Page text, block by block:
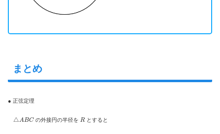
まとめ
● 正弦定理
△ A BCの外接円の半径を Rとすると